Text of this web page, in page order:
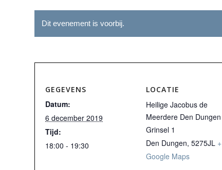
Dit evenement is voorbij.
GEGEVENS
Datum:
6 december 2019
Tijd:
18:00 - 19:30
LOCATIE
Heilige Jacobus de
Meerdere Den Dungen
Grinsel 1
Den Dungen, 5275JL +
Google Maps